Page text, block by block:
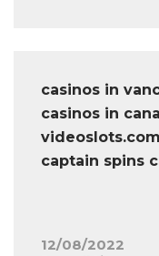
casinos in
casinos in
captain spins
12/08/2022